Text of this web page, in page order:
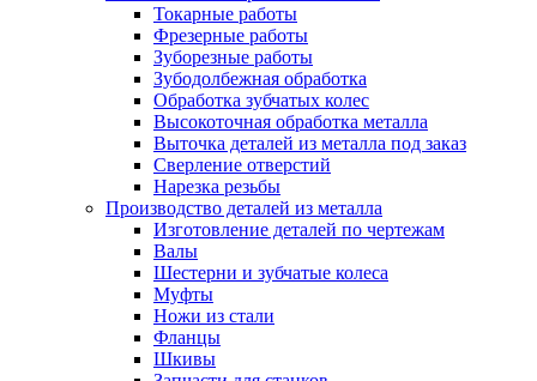
Токарные работы
Фрезерные работы
Зуборезные работы
Зубодолбежная обработка
Обработка зубчатых колес
Высокоточная обработка металла
Выточка деталей из металла под заказ
Сверление отверстий
Нарезка резьбы
Производство деталей из металла
Изготовление деталей по чертежам
Валы
Шестерни и зубчатые колеса
Муфты
Ножи из стали
Фланцы
Шкивы